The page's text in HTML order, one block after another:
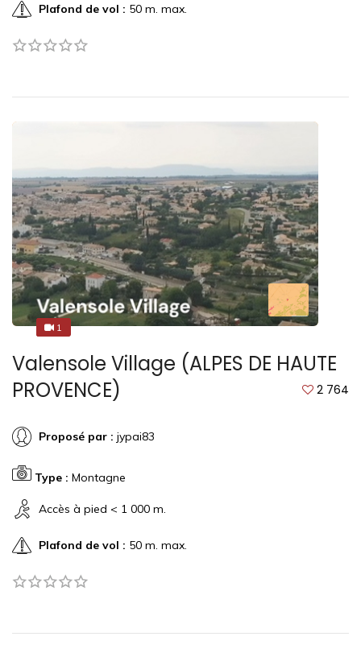
Plafond de vol : 50 m. max.
11
Valensole Village (ALPES DE HAUTE
PROVENCE)
2 764
Proposé par : jypai83
Type : Montagne
Accès à pied < 1 000 m.
Plafond de vol : 50 m. max.